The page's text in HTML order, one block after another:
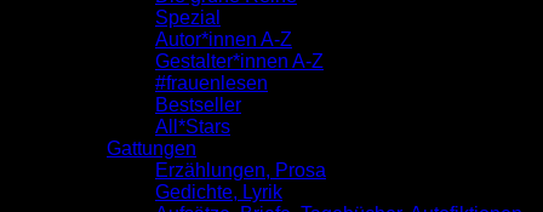
Spezial
Autor*innen A-Z
Gestalter*innen A-Z
#frauenlesen
Bestseller
All*Stars
Gattungen
Erzählungen, Prosa
Gedichte, Lyrik